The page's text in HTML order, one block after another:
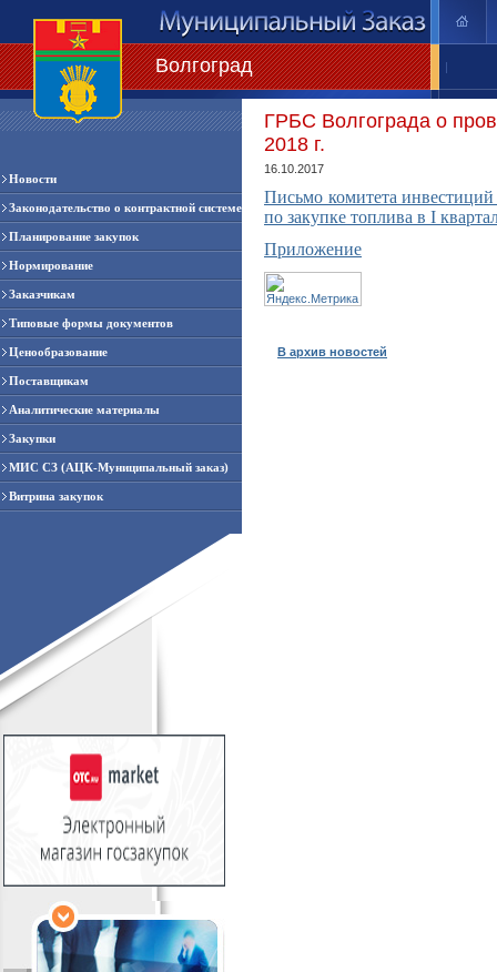
Волгоград |
Новости
Законодательство о контрактной системе
Планирование закупок
Нормирование
Заказчикам
Типовые формы документов
Ценообразование
Поставщикам
Аналитические материалы
Закупки
МИС СЗ (АЦК-Муниципальный заказ)
Витрина закупок
ГРБС Волгограда о
2018 г.
16.10.2017
Письмо комитета
по закупке топлива в I
Приложение
В архив новостей